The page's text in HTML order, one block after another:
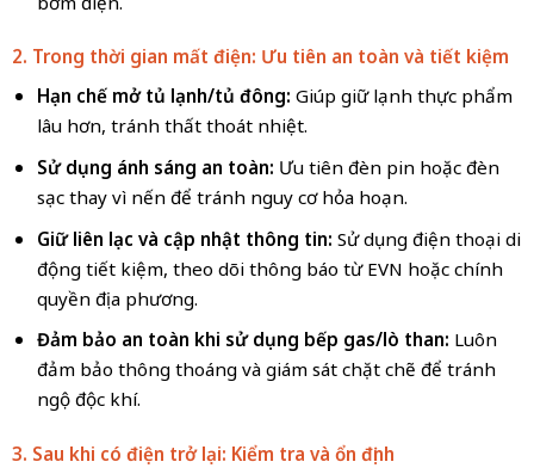
2. Trong thời gian mất điện: Ưu tiên an toàn và tiết kiệm
Hạn chế mở tủ lạnh/tủ đông: Giúp giữ lạnh thực phẩm
lâu hơn, tránh thất thoát nhiệt.
Sử dụng ánh sáng an toàn: Ưu tiên đèn pin hoặc đèn
sạc thay vì nến để tránh nguy cơ hỏa hoạn.
Giữ liên lạc và cập nhật thông tin: Sử dụng điện thoại di
động tiết kiệm, theo dõi thông báo từ EVN hoặc chính
quyền địa phương.
Đảm bảo an toàn khi sử dụng bếp gas/lò than: Luôn
đảm bảo thông thoáng và giám sát chặt chẽ để tránh
ngộ độc khí.
3. Sau khi có điện trở lại: Kiểm tra và ổn định